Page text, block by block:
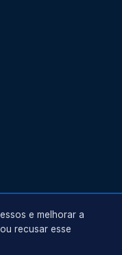
e melhorar a
recusar esse